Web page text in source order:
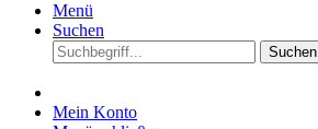
Menü
Suchen
Suchen
Mein Konto